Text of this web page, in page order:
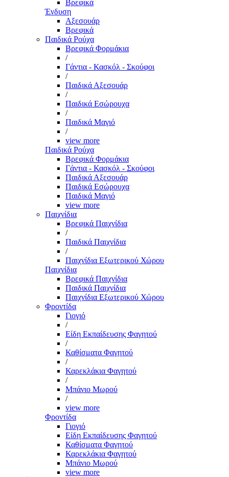
Βρεφικά
Ένδυση
Αξεσουάρ
Βρεφικά
Παιδικά Ρούχα
Βρεφικά Φορμάκια
/
Γάντια - Κασκόλ - Σκούφοι
/
Παιδικά Αξεσουάρ
/
Παιδικά Εσώρουχα
/
Παιδικά Μαγιό
/
view more
Παιδικά Ρούχα
Βρεφικά Φορμάκια
Γάντια - Κασκόλ - Σκούφοι
Παιδικά Αξεσουάρ
Παιδικά Εσώρουχα
Παιδικά Μαγιό
view more
Παιχνίδια
Βρεφικά Παιχνίδια
/
Παιδικά Παιχνίδια
/
Παιχνίδια Εξωτερικού Χώρου
Παιχνίδια
Βρεφικά Παιχνίδια
Παιδικά Παιχνίδια
Παιχνίδια Εξωτερικού Χώρου
Φροντίδα
Γιογιό
/
Είδη Εκπαίδευσης Φαγητού
/
Καθίσματα Φαγητού
/
Καρεκλάκια Φαγητού
/
Μπάνιο Μωρού
/
view more
Φροντίδα
Γιογιό
Είδη Εκπαίδευσης Φαγητού
Καθίσματα Φαγητού
Καρεκλάκια Φαγητού
Μπάνιο Μωρού
view more